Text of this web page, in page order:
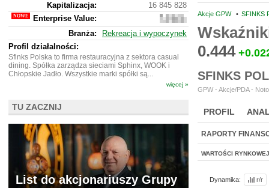
Akcje GPW • SFINKS
0.444
SFINKS
GPW - Akcje/PDA -
PROFIL
BR LAB
RAPORTY
WARTOŚCI RYNKOWEJ
Dynamika: r/r
Kapitalizacja:
16 845 828
Enterprise Value:
137
841
828
Branża:
Rekreacja i wypoczynek
Profil działalności:
Sfinks Polska to firma restauracyjna z sektora casual
dining. Spółka zarządza sieciami Sphinx, WOOK i
Chłopskie Jadło. Wszystkie marki spółki są...
więcej »
TU ZACZNIJ
List do akcjonariuszy Grupy